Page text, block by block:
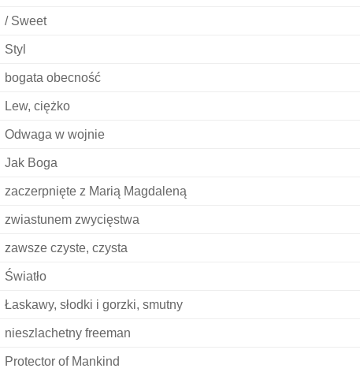
/ Sweet
Styl
bogata obecność
Lew, ciężko
Odwaga w wojnie
Jak Boga
zaczerpnięte z Marią Magdaleną
zwiastunem zwycięstwa
zawsze czyste, czysta
Światło
Łaskawy, słodki i gorzki, smutny
nieszlachetny freeman
Protector of Mankind